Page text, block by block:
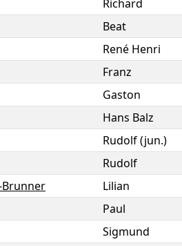
Richard
Beat
René Henri
Franz
Gaston
Hans Balz
Rudolf (jun.)
Rudolf
Lilian
Paul
Sigmund